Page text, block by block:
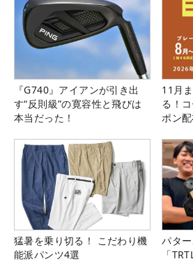
『G740』アイアンが引き出
す“反則級”の寛容性と飛びは
本当だった！
11月
る！
ポン配
猛暑を乗り切る！ こだわり機
能派パンツ4選
パタ
「